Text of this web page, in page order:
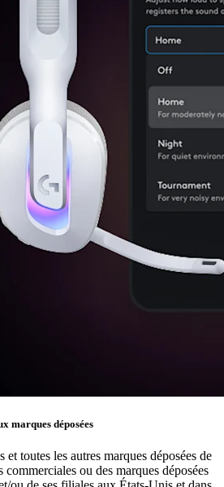
marques déposées
toutes les autres marques déposées de
ou des marques déposées